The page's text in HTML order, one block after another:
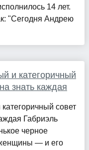
14 лет.
"Сегодня Андрею
и категоричный
знать каждая
совет
Габриэль
черное
— и его